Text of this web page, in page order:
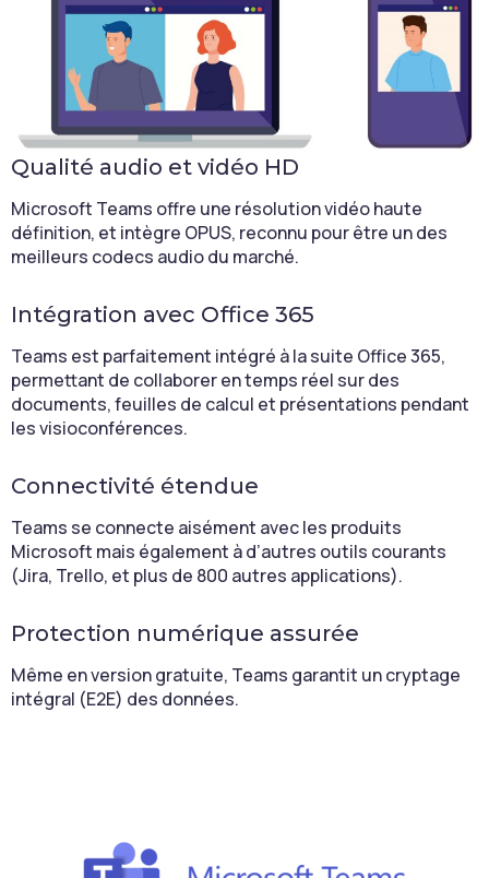
Qualité audio et vidéo HD
Microsoft Teams offre une résolution vidéo haute
définition, et intègre OPUS, reconnu pour être un des
meilleurs codecs audio du marché.
Intégration avec Office 365
Teams est parfaitement intégré à la suite Office 365,
permettant de collaborer en temps réel sur des
documents, feuilles de calcul et présentations pendant
les visioconférences.
Connectivité étendue
Teams se connecte aisément avec les produits
Microsoft mais également à d’autres outils courants
(Jira, Trello, et plus de 800 autres applications).
Protection numérique assurée
Même en version gratuite, Teams garantit un cryptage
intégral (E2E) des données.